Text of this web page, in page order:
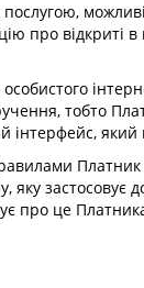
про
тобто
інтерфейс, який
яку
про це